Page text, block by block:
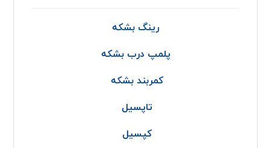
رینگ بشکه
پلمپ درب بشکه
کمربند بشکه
تاپسیل
کپسیل